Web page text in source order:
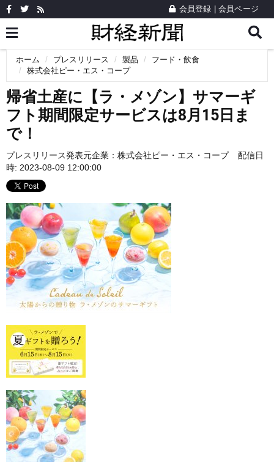
会員登録 会員ページ
ホーム プレスリリース 製品
フード・飲食
株式会社ピー・エス・コープ
帰省土産に【ラ・メゾン】サマーギ
フト期間限定サービスは8月15日ま
で！
プレスリリース発表元企業： 株式会社ピー・エス・コープ
配信日
時: 2023-08-09 12:00:00